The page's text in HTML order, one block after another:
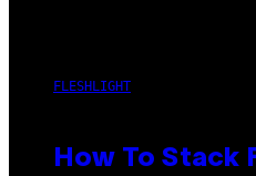
FLESHLIGHT
How To Stack